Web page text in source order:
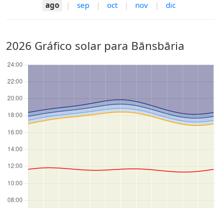
ago
| sep | oct | nov | dic
2026 Gráfico solar para Bānsbāria